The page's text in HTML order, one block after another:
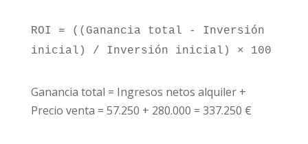
ROI = ((Ganancia total - Inversión
inicial) / Inversión inicial) × 100
Ganancia total = Ingresos netos alquiler +
Precio venta = 57.250 + 280.000 = 337.250 €